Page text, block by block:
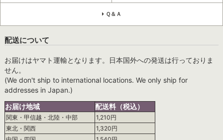
Ｑ＆Ａ
配送について
お届けはヤマト運輸となります。日本国外への発送は行っておりま
せん。
(We don't ship to international locations. We only ship for
addresses in Japan.)
お届け地域
配送料（税込）
関東・甲信越・北陸・中部
1,210円
東北・関西
1,320円